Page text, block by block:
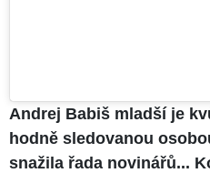
Andrej Babiš mladší je
hodně sledovanou
snažila řada novinářů...